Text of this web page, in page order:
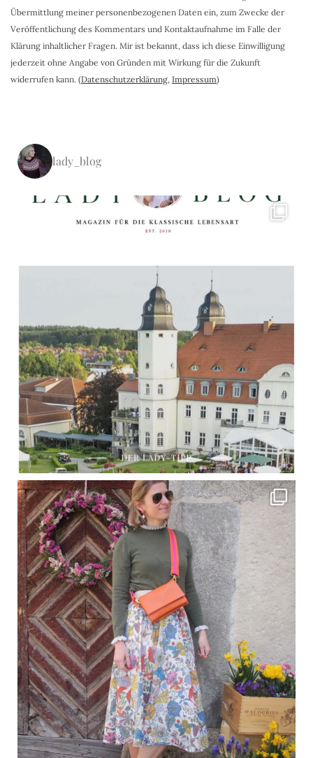
Übermittlung meiner personenbezogenen Daten ein, zum Zwecke der
Veröffentlichung des Kommentars und Kontaktaufnahme im Falle der
Klärung inhaltlicher Fragen. Mir ist bekannt, dass ich diese Einwilligung
jederzeit ohne Angabe von Gründen mit Wirkung für die Zukunft
widerrufen kann. (Datenschutzerklärung, Impressum)
lady_blog